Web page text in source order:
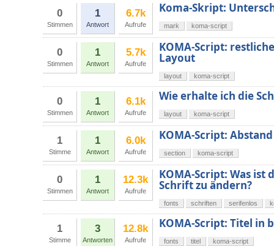
0
Stimmen
1
Antwort
6.7k
Aufrufe
Koma-Skript:
mark koma-script
0
Stimmen
1
Antwort
5.7k
Aufrufe
KOMA-Script:
Layout
layout koma-script
0
Stimmen
1
Antwort
6.1k
Aufrufe
Wie erhalte ich die
layout koma-script
1
Stimme
1
Antwort
6.0k
Aufrufe
KOMA-Script:
section koma-script
0
Stimmen
1
Antwort
12.3k
Aufrufe
KOMA-Script: Was
Schrift zu ändern?
fonts schriften serifenlos
1
Stimme
3
Antworten
12.8k
Aufrufe
KOMA-Script: Titel
fonts titel koma-script